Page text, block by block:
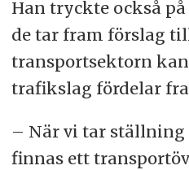
Han tryckte också
de tar fram förslag
transportsektorn
trafikslag fördelar
– När vi tar
finnas ett